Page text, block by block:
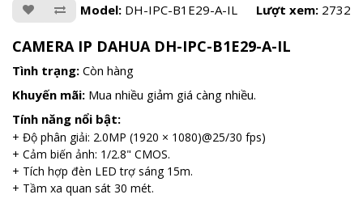
Model: DH-IPC-B1E29-A-IL Lượt xem: 2732
CAMERA IP DAHUA DH-IPC-B1E29-A-IL
Tình trạng: Còn hàng
Khuyến mãi: Mua nhiều giảm giá càng nhiều.
Tính năng nổi bật:
+ Độ phân giải: 2.0MP (1920 × 1080)@25/30 fps)
+ Cảm biến ảnh: 1/2.8" CMOS.
+ Tích hợp đèn LED trợ sáng 15m.
+ Tầm xa quan sát 30 mét.